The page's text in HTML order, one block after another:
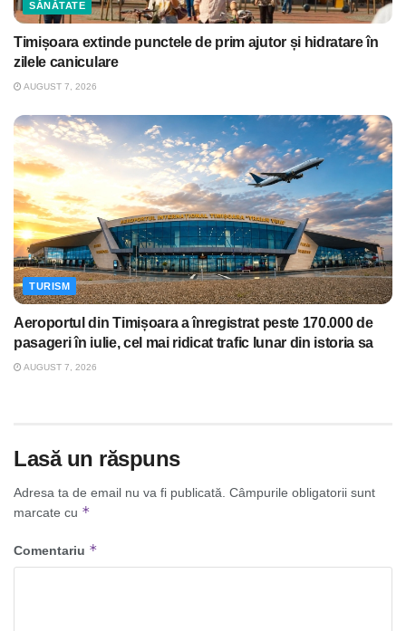
SĂNĂTATE
Timișoara extinde punctele de prim ajutor și hidratare în
zilele caniculare
AUGUST 7, 2026
TURISM
Aeroportul din Timișoara a înregistrat peste 170.000 de
pasageri în iulie, cel mai ridicat trafic lunar din istoria sa
AUGUST 7, 2026
Lasă un răspuns
Adresa ta de email nu va fi publicată. Câmpurile obligatorii sunt
marcate cu *
Comentariu *